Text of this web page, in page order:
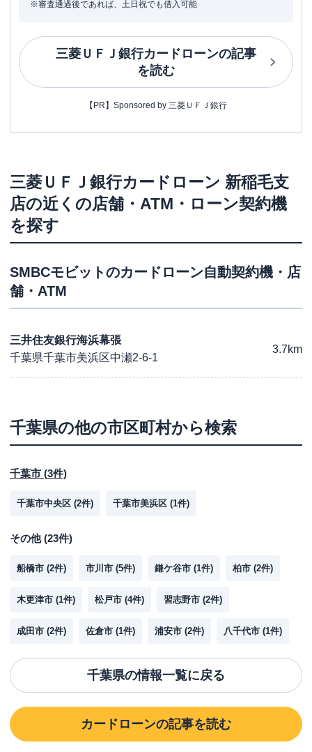
※審査通過後であれば、土日祝でも借入可能
三菱ＵＦＪ銀行カードローンの記事
を読む
【PR】Sponsored by 三菱ＵＦＪ銀行
三菱ＵＦＪ銀行カードローン 新稲毛支
店の近くの店舗・ATM・ローン契約機
を探す
SMBCモビットのカードローン自動契約機・店
舗・ATM
三井住友銀行海浜幕張
千葉県千葉市美浜区中瀬2-6-1
3.7km
千葉県の他の市区町村から検索
千葉市 (3件)
千葉市中央区 (2件) 千葉市美浜区 (1件)
その他(23件)
船橋市 (2件) 市川市 (5件) 鎌ケ谷市 (1件) 柏市 (2件)
木更津市 (1件) 松戸市 (4件) 習志野市 (2件)
成田市 (2件) 佐倉市 (1件) 浦安市 (2件) 八千代市 (1件)
千葉県の情報一覧に戻る
カードローンの記事を読む